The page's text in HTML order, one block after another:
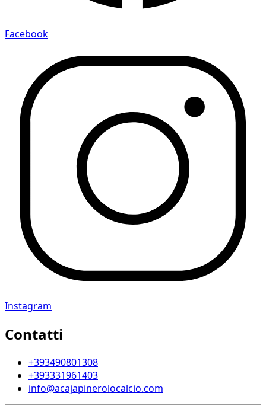
Facebook
Instagram
Contatti
+393490801308
+393331961403
info@acajapinerolocalcio.com